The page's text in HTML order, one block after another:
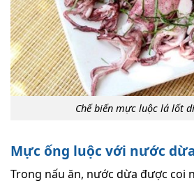
Chế biến mực luộc lá lốt
Mực ống luộc với nước
Trong nấu ăn, nước dừa được coi